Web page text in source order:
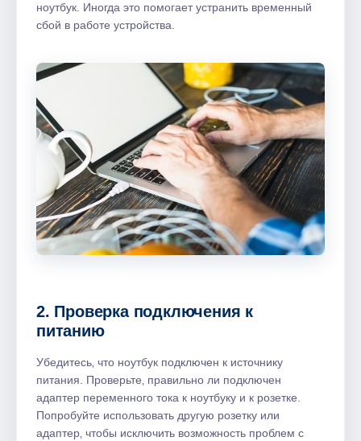
ноутбук. Иногда это помогает устранить временный
сбой в работе устройства.
2. Проверка подключения к
питанию
Убедитесь‚ что ноутбук подключен к источнику
питания. Проверьте‚ правильно ли подключен
адаптер переменного тока к ноутбуку и к розетке.
Попробуйте использовать другую розетку или
адаптер‚ чтобы исключить возможность проблем с